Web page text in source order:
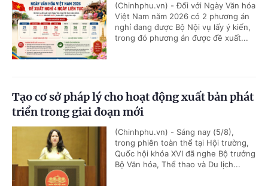
(Chinhphu.vn) - Đối với Ngày Văn hóa
Việt Nam năm 2026 có 2 phương án
nghỉ đang được Bộ Nội vụ lấy ý kiến,
trong đó phương án được đề xuất...
Tạo cơ sở pháp lý cho hoạt động xuất bản phát
triển trong giai đoạn mới
(Chinhphu.vn) - Sáng nay (5/8),
trong phiên toàn thể tại Hội trường,
Quốc hội khóa XVI đã nghe Bộ trưởng
Bộ Văn hóa, Thể thao và Du lịch...